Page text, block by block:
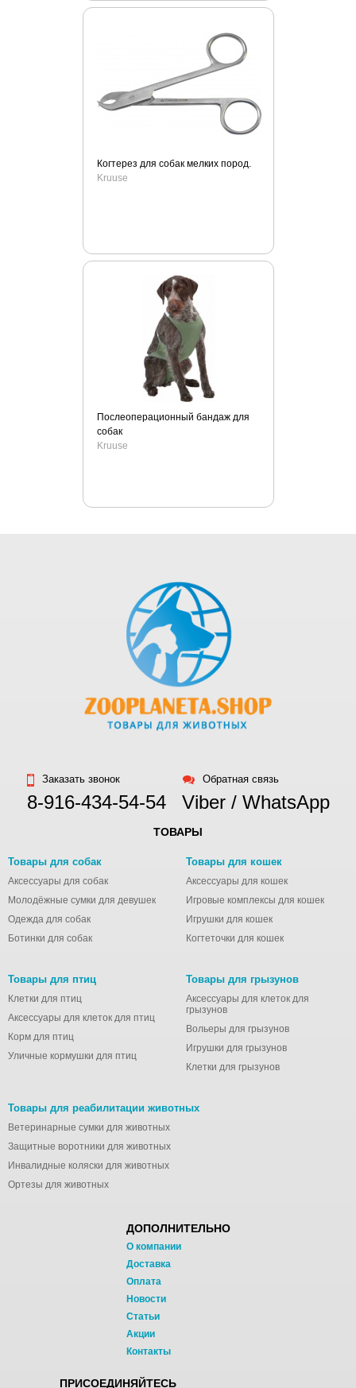
Когтерез для собак мелких пород.
Kruuse
Послеоперационный бандаж для
собак
Kruuse
Заказать звонок
8-916-434-54-54
Обратная связь
Viber / WhatsApp
ТОВАРЫ
Товары для собак
Аксессуары для собак
Молодёжные сумки для девушек
Одежда для собак
Ботинки для собак
Товары для кошек
Аксессуары для кошек
Игровые комплексы для кошек
Игрушки для кошек
Когтеточки для кошек
Товары для птиц
Клетки для птиц
Аксессуары для клеток для птиц
Корм для птиц
Уличные кормушки для птиц
Товары для грызунов
Аксессуары для клеток для
грызунов
Вольеры для грызунов
Игрушки для грызунов
Клетки для грызунов
Товары для реабилитации животных
Ветеринарные сумки для животных
Защитные воротники для животных
Инвалидные коляски для животных
Ортезы для животных
ДОПОЛНИТЕЛЬНО
О компании
Доставка
Оплата
Новости
Статьи
Акции
Контакты
ПРИСОЕДИНЯЙТЕСЬ